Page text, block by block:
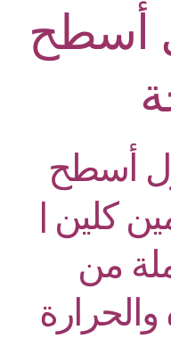
أسطح
أسطح
كلين |
من